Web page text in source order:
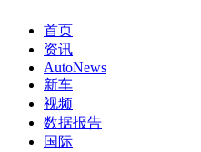
首页
资讯
AutoNews
新车
视频
数据报告
国际